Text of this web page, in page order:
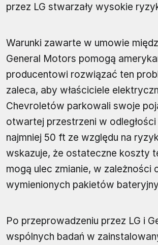
przez LG stwarzały wysokie
Warunki zawarte w umowie
General Motors pomogą
producentowi rozwiązać ten
zaleca, aby właściciele
Chevroletów parkowali swoje
otwartej przestrzeni w
najmniej 50 ft ze względu na
wskazuje, że ostateczne koszty
mogą ulec zmianie, w zależności
wymienionych pakietów
Po przeprowadzeniu przez LG i
wspólnych badań w